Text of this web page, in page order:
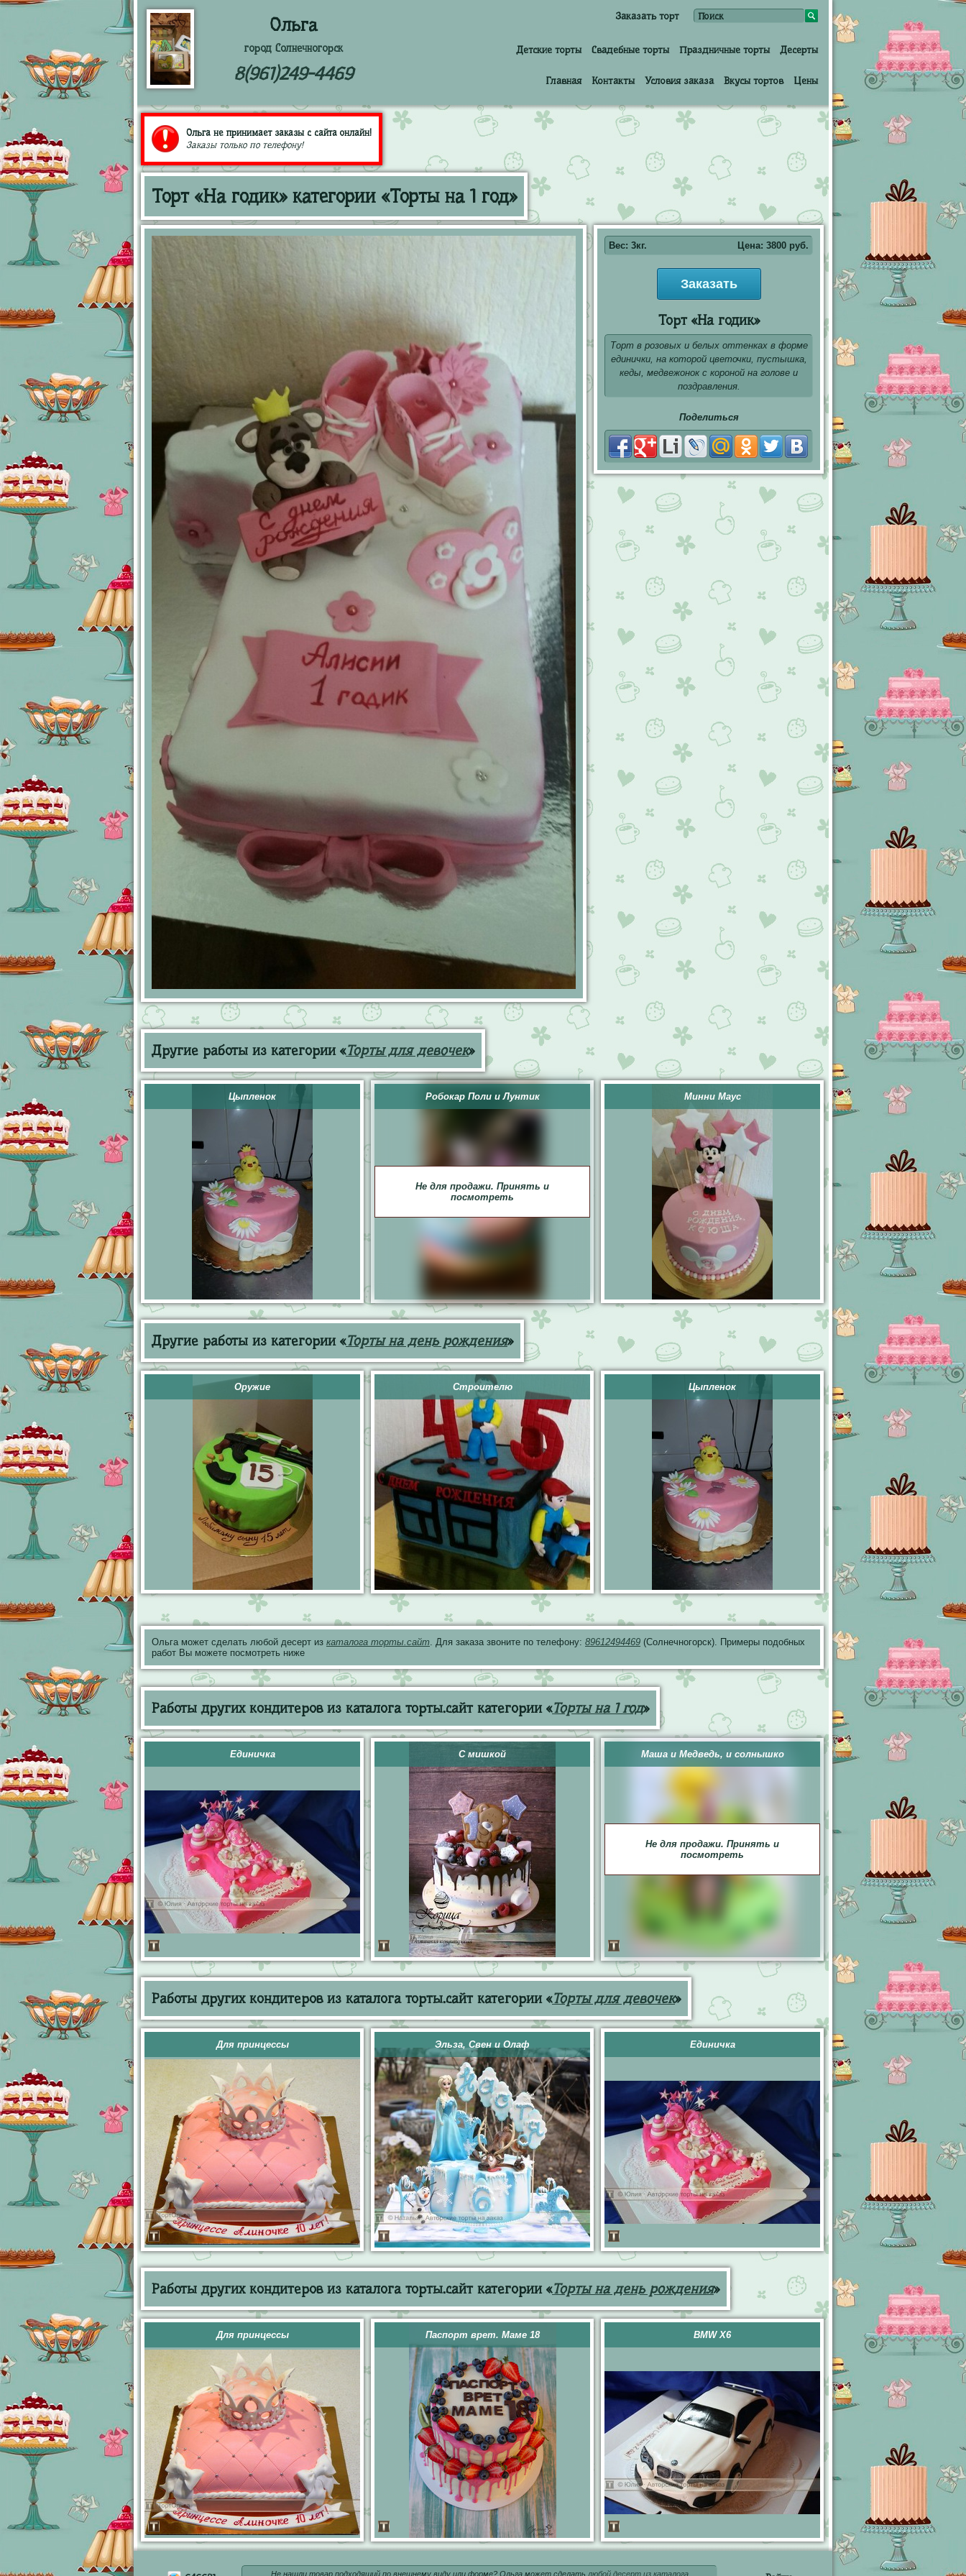
Ольга
город Солнечногорск
8(961)249-4469
Заказать торт
Детские торты Свадебные торты Праздничные торты Десерты
Главная Контакты Условия заказа Вкусы тортов Цены
Ольга не принимает заказы с сайта онлайн!
Заказы только по телефону!
Торт «На годик» категории «Торты на 1 год»
Вес: 3кг. Цена: 3800 руб.
Заказать
Торт «На годик»
Торт в розовых и белых оттенках в форме
единички, на которой цветочки, пустышка,
кеды, медвежонок с короной на голове и
поздравления.
Поделиться
Другие работы из категории «Торты для девочек»
Цыпленок Робокар Поли и Лунтик
Не для продажи. Принять и
посмотреть
Минни Маус
Другие работы из категории «Торты на день рождения»
Оружие Строителю Цыпленок
Ольга может сделать любой десерт из каталога торты.сайт. Для заказа звоните по телефону: 89612494469 (Солнечногорск). Примеры подобных
работ Вы можете посмотреть ниже
Работы других кондитеров из каталога торты.сайт категории «Торты на 1 год»
Единичка С мишкой Маша и Медведь, и солнышко
Не для продажи. Принять и
посмотреть
Работы других кондитеров из каталога торты.сайт категории «Торты для девочек»
Для принцессы Эльза, Свен и Олаф Единичка
Работы других кондитеров из каталога торты.сайт категории «Торты на день рождения»
Для принцессы Паспорт врет. Маме 18 BMW X6
Не нашли товар подходящий по внешнему виду или форме? Ольга может сделать любой десерт из каталога